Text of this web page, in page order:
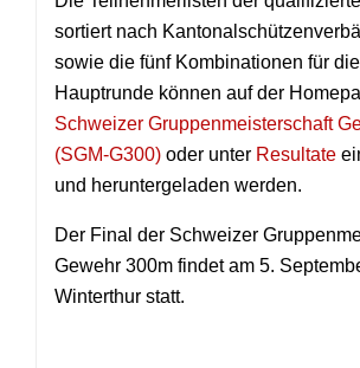
sortiert nach
sowie die fünf Kombinationen für
Hauptrunde können auf der
Schweizer Gruppenmeisterschaft
(SGM-G300) oder unter Resultate
und heruntergeladen werden.
Der Final der Schweizer
Gewehr 300m findet am 5.
Winterthur statt.